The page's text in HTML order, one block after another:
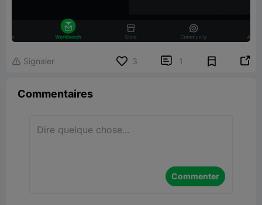
 Signaler 3  1 
Commentaires
Commenter